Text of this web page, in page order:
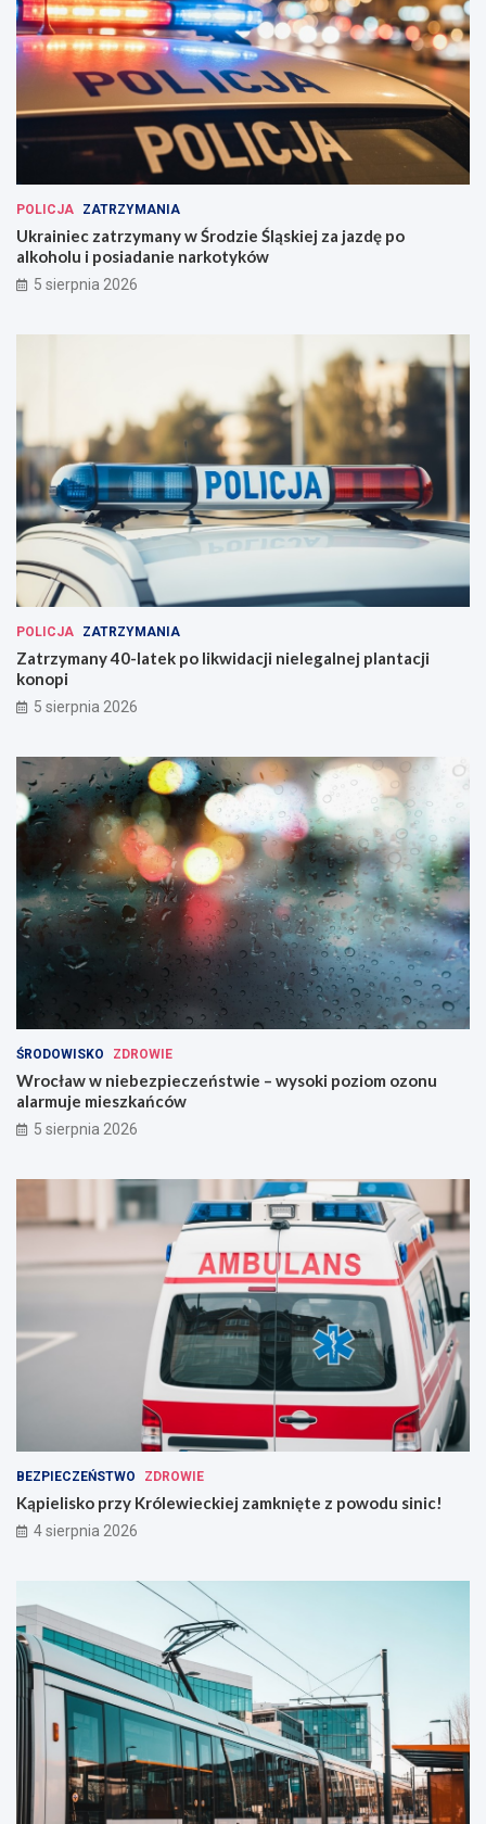
POLICJA ZATRZYMANIA
Ukrainiec zatrzymany w Środzie Śląskiej za jazdę po
alkoholu i posiadanie narkotyków
5 sierpnia 2026
POLICJA ZATRZYMANIA
Zatrzymany 40-latek po likwidacji nielegalnej plantacji
konopi
5 sierpnia 2026
ŚRODOWISKO ZDROWIE
Wrocław w niebezpieczeństwie – wysoki poziom ozonu
alarmuje mieszkańców
5 sierpnia 2026
BEZPIECZEŃSTWO ZDROWIE
Kąpielisko przy Królewieckiej zamknięte z powodu sinic!
4 sierpnia 2026